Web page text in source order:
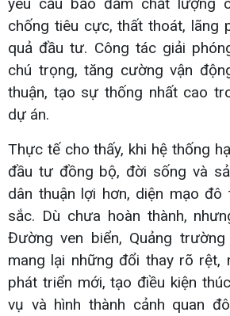
chống tiêu cực, thất thoát, lãng
quả đầu tư. Công tác giải
chú trọng, tăng cường vận
thuận, tạo sự thống nhất cao
dự án.
Thực tế cho thấy, khi hệ thống
đầu tư đồng bộ, đời sống và
dân thuận lợi hơn, diện mạo đô
sắc. Dù chưa hoàn thành,
Đường ven biển, Quảng
mang lại những đổi thay rõ rệt,
phát triển mới, tạo điều kiện
vụ và hình thành cảnh quan